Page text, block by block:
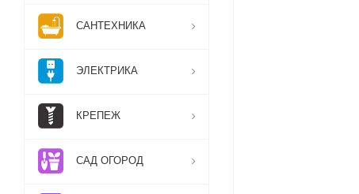
САНТЕХНИКА
ЭЛЕКТРИКА
КРЕПЕЖ
САД ОГОРОД